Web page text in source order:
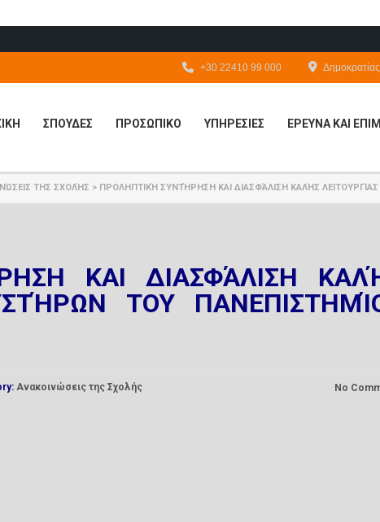
+30 22410 99 000
ΣΠΟΥΔΕΣ ΠΡΟΣΩΠΙΚΟ ΥΠΗΡΕΣΙΕΣ ΕΡΕΥΝΑ ΚΑΙ
ΤΗΣ ΣΧΟΛΉΣ > ΠΡΟΛΗΠΤΙΚΉ ΣΥΝΤΉΡΗΣΗ ΚΑΙ ΔΙΑΣΦΆΛΙΣΗ ΚΑΛΉΣ
ΚΑΙ ΔΙΑΣΦΆΛΙΣΗ
ΤΟΥ
Ανακοινώσεις της Σχολής No